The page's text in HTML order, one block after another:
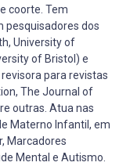
coorte. Tem
pesquisadores dos
University of
of Bristol) e
para revistas
The Journal of
outras. Atua nas
Materno Infantil, em
Marcadores
Mental e Autismo.